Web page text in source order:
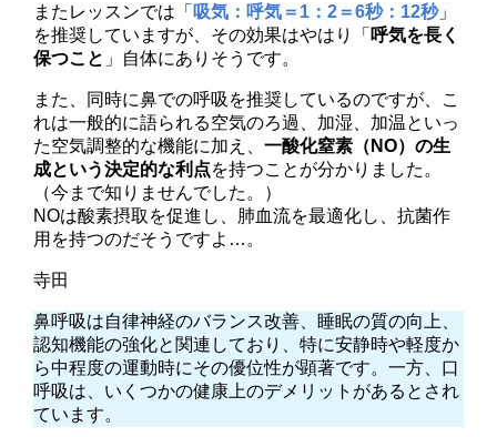
またレッスンでは「 吸気：呼気＝1：2＝6秒：12秒」
を推奨していますが、その効果はやはり「 呼気を長く
保つこと 」自体にありそうです。
また、同時に鼻での呼吸を推奨しているのですが、こ
れは一般的に語られる空気のろ過、加湿、加温といっ
た空気調整的な機能に加え、一酸化窒素（NO）の生
成という決定的な利点を持つことが分かりました。
（今まで知りませんでした。）
NOは酸素摂取を促進し、肺血流を最適化し、抗菌作
用を持つのだそうですよ…。
寺田
鼻呼吸は自律神経のバランス改善、睡眠の質の向上、
認知機能の強化と関連しており、特に安静時や軽度か
ら中程度の運動時にその優位性が顕著です。一方、口
呼吸は、いくつかの健康上のデメリットがあるとされ
ています。